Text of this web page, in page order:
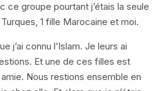
ce groupe pourtant j’étais la seule
1 fille Marocaine et moi.
j’ai connu l’Islam. Je leurs ai
Et une de ces filles est
Nous restions ensemble en